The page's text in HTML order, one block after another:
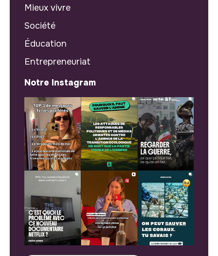
Mieux vivre
Société
Éducation
Entrepreneuriat
Notre Instagram